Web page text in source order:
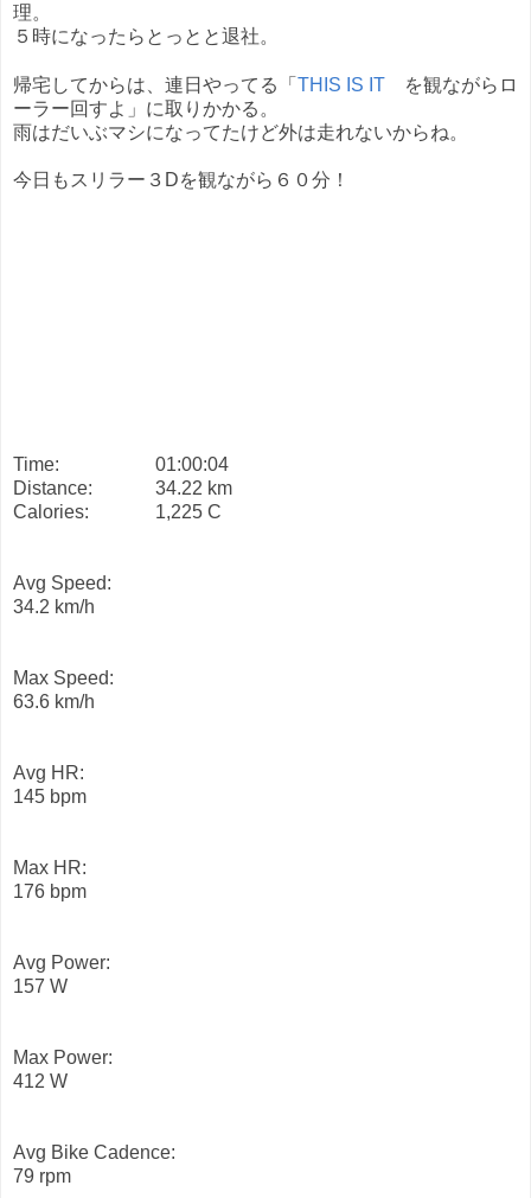
理。
５時になったらとっとと退社。
帰宅してからは、連日やってる「 THIS IS IT
を観ながらロ
ーラー回すよ」に取りかかる。
雨はだいぶマシになってたけど外は走れないからね。
今日もスリラー３Dを観ながら６０分！
Time:
01:00:04
Distance:
34.22 km
Calories:
1,225 C
Avg Speed:
34.2 km/h
Max Speed:
63.6 km/h
Avg HR:
145 bpm
Max HR:
176 bpm
Avg Power:
157 W
Max Power:
412 W
Avg Bike Cadence:
79 rpm